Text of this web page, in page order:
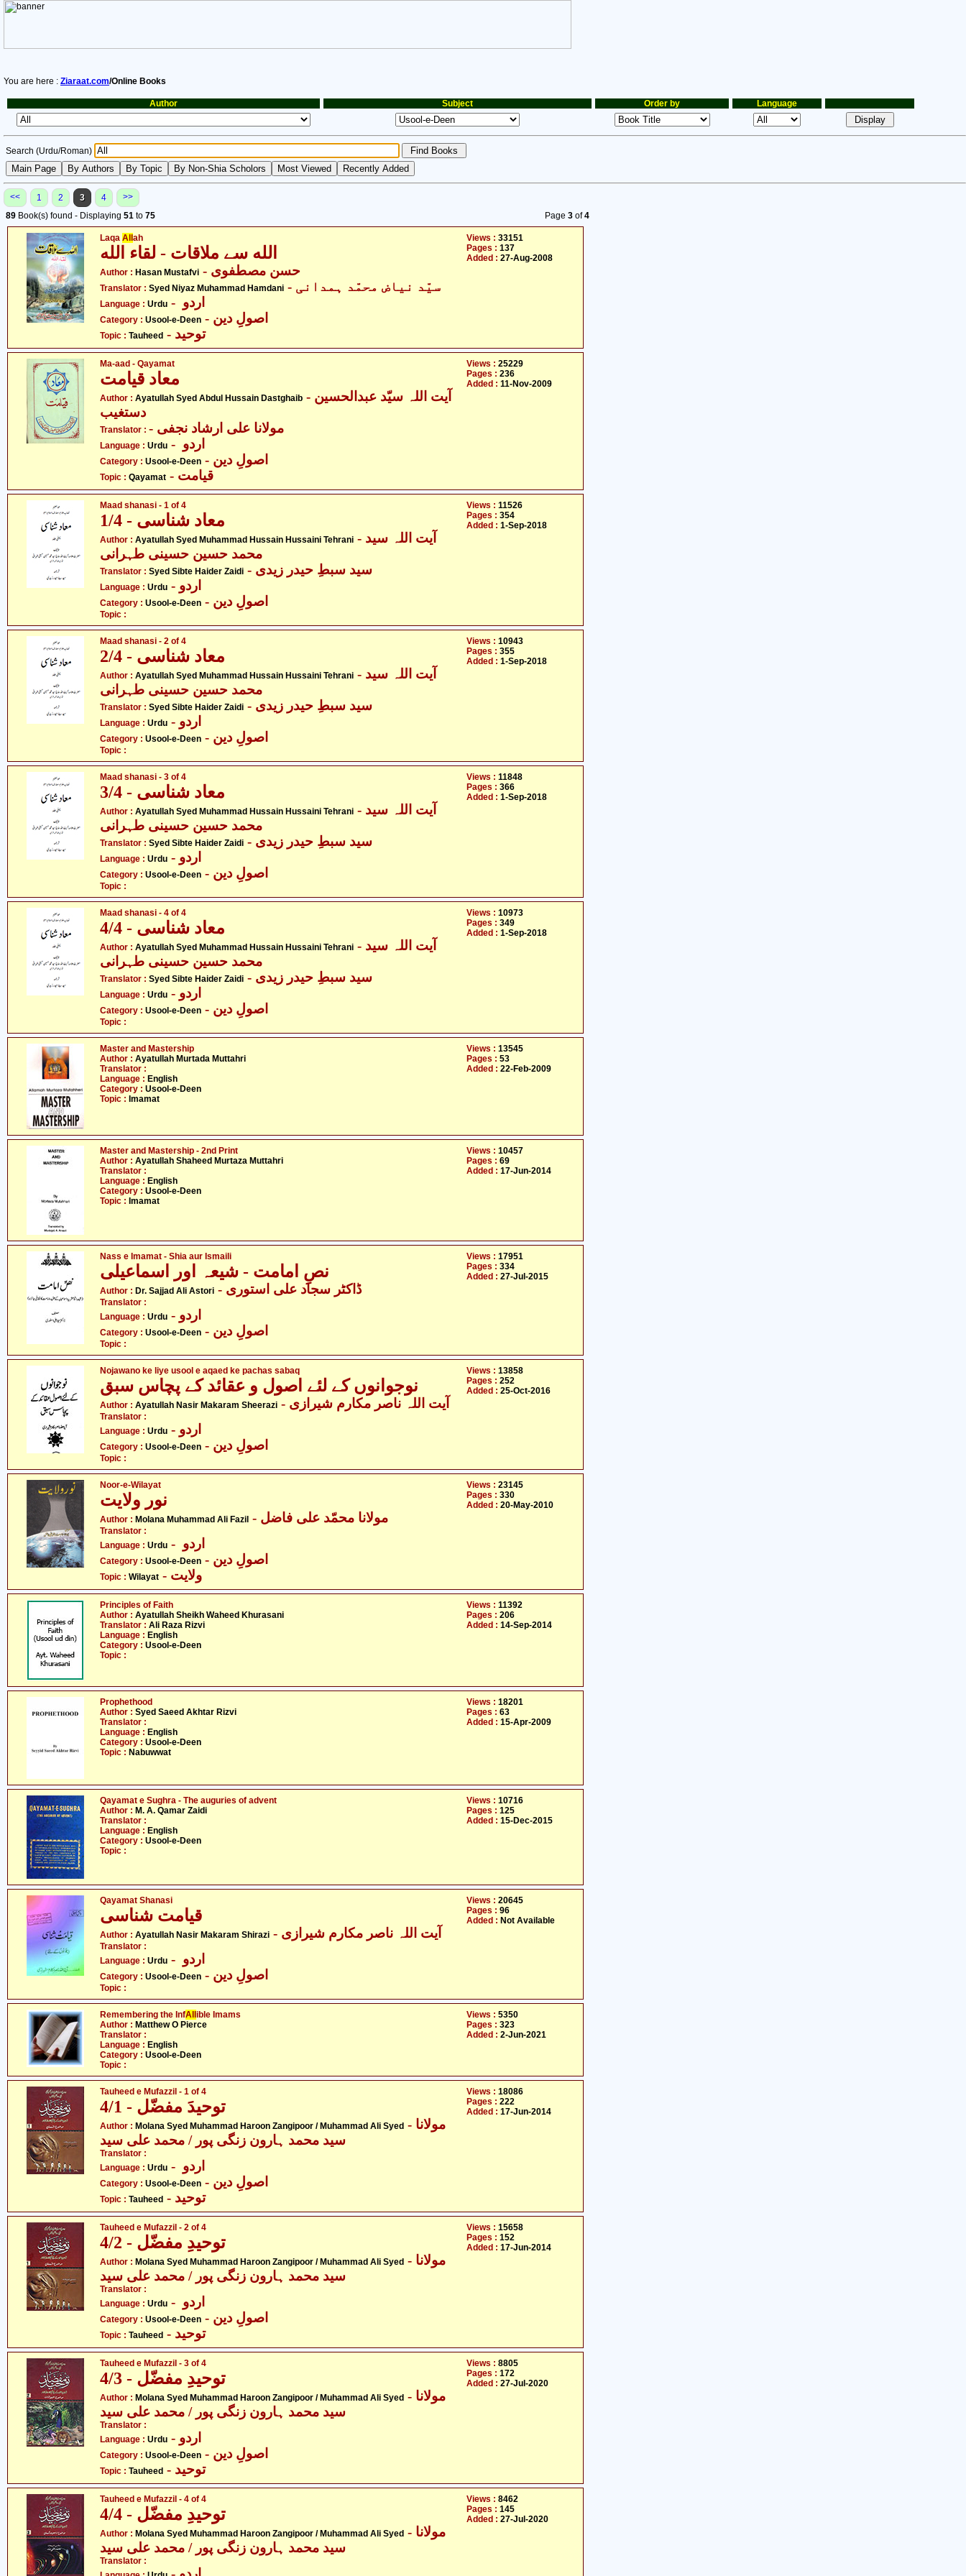
You are here : Ziaraat.com/Online Books
Author Subject Order by Language
Search (Urdu/Roman)
<< 1 2 3 4
>>
89 Book(s) found - Displaying 51 to 75 Page 3of4
Laqa All ah
Author : Hasan Mustafvi - حسن مصطفوی
Translator : Syed Niyaz Muhammad Hamdani
Language : Urdu
Category : Usool-e-Deen - اصولِ دین
Topic : Tauheed - توحید
Views : 33151
Pages : 137
Added : 27-Aug-2008
Ma-aad - Qayamat
Author : Ayatullah Syed Abdul Hussain Dastghaib - آیت اللہ سیّد عبدالحسین
دستغیب
Translator : - مولانا علی ارشاد نجفی
Language : Urdu
Category : Usool-e-Deen - اصولِ دین
Topic : Qayamat - قیامت
Views : 25229
Pages : 236
Added : 11-Nov-2009
Maad shanasi - 1 of 4
معاد شناسی - 1/4
Author : Ayatullah Syed Muhammad Hussain Hussaini Tehrani - آیت اللہ سید
محمد حسین حسینی طہرانی
Translator : Syed Sibte Haider Zaidi - سید سبطِ حیدر زیدی
Language : Urdu - اردو
Category : Usool-e-Deen - اصولِ دین
Topic :
Views : 11526
Pages : 354
Added : 1-Sep-2018
Maad shanasi - 2 of 4
معاد شناسی - 2/4
Author : Ayatullah Syed Muhammad Hussain Hussaini Tehrani - آیت اللہ سید
محمد حسین حسینی طہرانی
Translator : Syed Sibte Haider Zaidi - سید سبطِ حیدر زیدی
Language : Urdu - اردو
Category : Usool-e-Deen - اصولِ دین
Topic :
Views : 10943
Pages : 355
Added : 1-Sep-2018
Maad shanasi - 3 of 4
معاد شناسی - 3/4
Author : Ayatullah Syed Muhammad Hussain Hussaini Tehrani - آیت اللہ سید
محمد حسین حسینی طہرانی
Translator : Syed Sibte Haider Zaidi - سید سبطِ حیدر زیدی
Language : Urdu - اردو
Category : Usool-e-Deen - اصولِ دین
Topic :
Views : 11848
Pages : 366
Added : 1-Sep-2018
Maad shanasi - 4 of 4
معاد شناسی - 4/4
Author : Ayatullah Syed Muhammad Hussain Hussaini Tehrani - آیت اللہ سید
محمد حسین حسینی طہرانی
Translator : Syed Sibte Haider Zaidi - سید سبطِ حیدر زیدی
Language : Urdu - اردو
Category : Usool-e-Deen - اصولِ دین
Topic :
Views : 10973
Pages : 349
Added : 1-Sep-2018
Master and Mastership
Author : Ayatullah Murtada Muttahri
Translator :
Language : English
Category : Usool-e-Deen
Topic : Imamat
Views : 13545
Pages : 53
Added : 22-Feb-2009
Master and Mastership - 2nd Print
Author : Ayatullah Shaheed Murtaza Muttahri
Translator :
Language : English
Category : Usool-e-Deen
Topic : Imamat
Views : 10457
Pages : 69
Added : 17-Jun-2014
Nass e Imamat - Shia aur Ismaili
نصِ امامت - شیعہ اور اسماعیلی
Author : Dr. Sajjad Ali Astori - ڈاکٹر سجاد علی استوری
Translator :
Language : Urdu - اردو
Category : Usool-e-Deen - اصولِ دین
Topic :
Views : 17951
Pages : 334
Added : 27-Jul-2015
Nojawano ke liye usool e aqaed ke pachas sabaq
نوجوانوں کے لئے اصول و عقائد کے پچاس سبق
Author : Ayatullah Nasir Makaram Sheerazi - آیت اللہ ناصر مکارم شیرازی
Translator :
Language : Urdu - اردو
Category : Usool-e-Deen - اصولِ دین
Topic :
Views : 13858
Pages : 252
Added : 25-Oct-2016
Noor-e-Wilayat
Author : Molana Muhammad Ali Fazil - مولانا محمّد علی فاضل
Translator :
Language : Urdu
Category : Usool-e-Deen - اصولِ دین
Topic : Wilayat - ولایت
Views : 23145
Pages : 330
Added : 20-May-2010
Principles of Faith
Author : Ayatullah Sheikh Waheed Khurasani
Translator : Ali Raza Rizvi
Language : English
Category : Usool-e-Deen
Topic :
Views : 11392
Pages : 206
Added : 14-Sep-2014
Prophethood
Author : Syed Saeed Akhtar Rizvi
Translator :
Language : English
Category : Usool-e-Deen
Topic : Nabuwwat
Views : 18201
Pages : 63
Added : 15-Apr-2009
Qayamat e Sughra - The auguries of advent
Author : M. A. Qamar Zaidi
Translator :
Language : English
Category : Usool-e-Deen
Topic :
Views : 10716
Pages : 125
Added : 15-Dec-2015
Qayamat Shanasi
قیامت شناسی
Author : Ayatullah Nasir Makaram Shirazi - آیت اللہ ناصر مکارم شیرازی
Translator :
Language : Urdu
Category : Usool-e-Deen - اصولِ دین
Topic :
Views : 20645
Pages : 96
Added : Not Available
Remembering the InfAll ible Imams
Author : Matthew O Pierce
Translator :
Language : English
Category : Usool-e-Deen
Topic :
Views : 5350
Pages : 323
Added : 2-Jun-2021
Tauheed e Mufazzil - 1 of 4
توحیدَ مفضّل - 4/1
Author : Molana Syed Muhammad Haroon Zangipoor / Muhammad Ali Syed - مولانا
سید محمد ہارون زنگی پور / محمد علی سید
Translator :
Language : Urdu
Category : Usool-e-Deen - اصولِ دین
Topic : Tauheed - توحید
Views : 18086
Pages : 222
Added : 17-Jun-2014
Tauheed e Mufazzil - 2 of 4
توحیدِ مفضّل - 4/2
Author : Molana Syed Muhammad Haroon Zangipoor / Muhammad Ali Syed - مولانا
سید محمد ہارون زنگی پور / محمد علی سید
Translator :
Language : Urdu
Category : Usool-e-Deen - اصولِ دین
Topic : Tauheed - توحید
Views : 15658
Pages : 152
Added : 17-Jun-2014
Tauheed e Mufazzil - 3 of 4
توحیدِ مفضّل - 4/3
Author : Molana Syed Muhammad Haroon Zangipoor / Muhammad Ali Syed - مولانا
سید محمد ہارون زنگی پور / محمد علی سید
Translator :
Language : Urdu - اردو
Category : Usool-e-Deen - اصولِ دین
Topic : Tauheed - توحید
Views : 8805
Pages : 172
Added : 27-Jul-2020
Tauheed e Mufazzil - 4 of 4
توحیدِ مفضّل - 4/4
Author : Molana Syed Muhammad Haroon Zangipoor / Muhammad Ali Syed - مولانا
سید محمد ہارون زنگی پور / محمد علی سید
Translator :
Views : 8462
Pages : 145
Added : 27-Jul-2020